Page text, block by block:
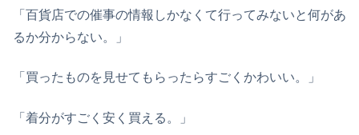
「百貨店での催事の情報しかなくて行ってみないと何があ
るか分からない。」
「買ったものを見せてもらったらすごくかわいい。」
「着分がすごく安く買える。」